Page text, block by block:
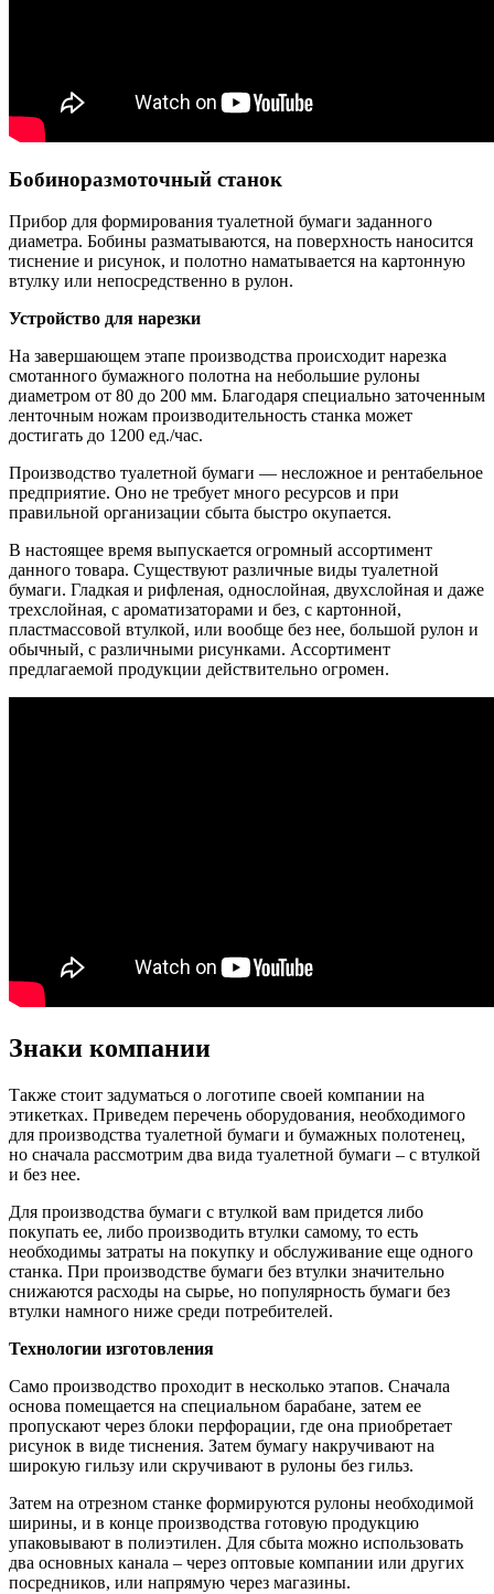
Бобиноразмоточный станок
Прибор для формирования туалетной бумаги заданного
диаметра. Бобины разматываются, на поверхность наносится
тиснение и рисунок, и полотно наматывается на картонную
втулку или непосредственно в рулон.
Устройство для нарезки
На завершающем этапе производства происходит нарезка
смотанного бумажного полотна на небольшие рулоны
диаметром от 80 до 200 мм. Благодаря специально заточенным
ленточным ножам производительность станка может
достигать до 1200 ед./час.
Производство туалетной бумаги — несложное и рентабельное
предприятие. Оно не требует много ресурсов и при
правильной организации сбыта быстро окупается.
В настоящее время выпускается огромный ассортимент
данного товара. Существуют различные виды туалетной
бумаги. Гладкая и рифленая, однослойная, двухслойная и даже
трехслойная, с ароматизаторами и без, с картонной,
пластмассовой втулкой, или вообще без нее, большой рулон и
обычный, с различными рисунками. Ассортимент
предлагаемой продукции действительно огромен.
Знаки компании
Также стоит задуматься о логотипе своей компании на
этикетках. Приведем перечень оборудования, необходимого
для производства туалетной бумаги и бумажных полотенец,
но сначала рассмотрим два вида туалетной бумаги – с втулкой
и без нее.
Для производства бумаги с втулкой вам придется либо
покупать ее, либо производить втулки самому, то есть
необходимы затраты на покупку и обслуживание еще одного
станка. При производстве бумаги без втулки значительно
снижаются расходы на сырье, но популярность бумаги без
втулки намного ниже среди потребителей.
Технологии изготовления
Само производство проходит в несколько этапов. Сначала
основа помещается на специальном барабане, затем ее
пропускают через блоки перфорации, где она приобретает
рисунок в виде тиснения. Затем бумагу накручивают на
широкую гильзу или скручивают в рулоны без гильз.
Затем на отрезном станке формируются рулоны необходимой
ширины, и в конце производства готовую продукцию
упаковывают в полиэтилен. Для сбыта можно использовать
два основных канала – через оптовые компании или других
посредников, или напрямую через магазины.